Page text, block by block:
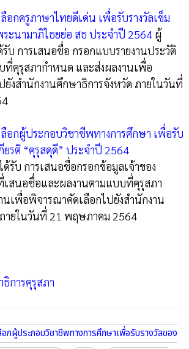
อกครูภาษาไทยดีเด่น เพื่อรับรางวัลเข็ม
ระนามาภิไธยย่อ สธ ประจำปี 2564ผู้
บ การเสนอชื่อ กรอกแบบรายงานประวัติ
ที่คุรุสภากำหนด และส่งผลงานเพื่อ
งสำนักงานศึกษาธิการจังหวัด ภายในวันที่
อกผู้ประกอบวิชาชีพทางการศึกษา เพื่อรับ
ยรติ “คุรุสดุดี” ประจำปี 2564
รับ การเสนอชื่อกรอกข้อมูลเจ้าของ
เสนอชื่อและผลงานตามแบบที่คุรุสภา
เพื่อพิจารณาคัดเลือกไปยังสำนักงาน
ายในวันที่ 21 พฤษภาคม 2564
การคุรุสภา
กผู้ประกอบวิชาชีพทางการศึกษาเพื่อรับรางวัลของ